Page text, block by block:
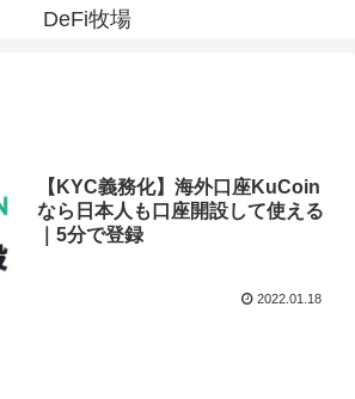
DeFi牧場
【KYC義務化】海外口座KuCoin
なら日本人も口座開設して使える
｜5分で登録
2022.01.18